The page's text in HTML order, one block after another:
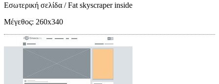
Εσωτερική σελίδα / Fat skyscraper inside
Μέγεθος: 260x340